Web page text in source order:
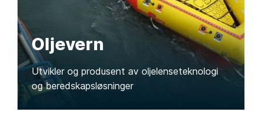
Oljevern
Utvikler og produsent av oljelenseteknologi
og beredskapsløsninger